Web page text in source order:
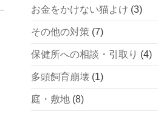
お金をかけない猫よけ (3)
その他の対策(7)
保健所への相談・引取り (4)
多頭飼育崩壊(1)
庭・敷地(8)